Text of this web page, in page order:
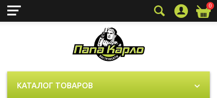
0
КАТАЛОГ ТОВАРОВ